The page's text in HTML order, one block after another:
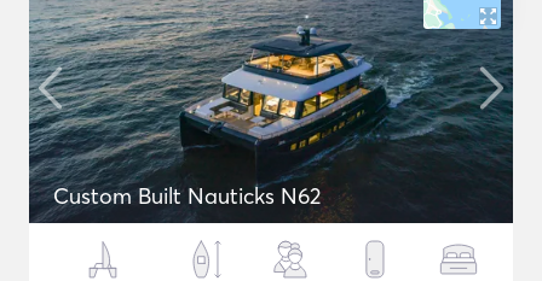
Custom Built Nauticks N62